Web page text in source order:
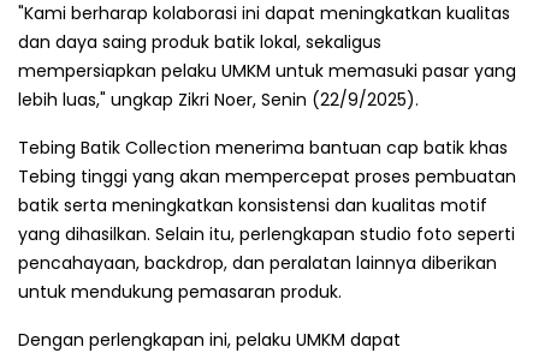
"Kami berharap kolaborasi ini dapat meningkatkan kualitas
dan daya saing produk batik lokal, sekaligus
mempersiapkan pelaku UMKM untuk memasuki pasar yang
lebih luas," ungkap Zikri Noer, Senin (22/9/2025).
Tebing Batik Collection menerima bantuan cap batik khas
Tebing tinggi yang akan mempercepat proses pembuatan
batik serta meningkatkan konsistensi dan kualitas motif
yang dihasilkan. Selain itu, perlengkapan studio foto seperti
pencahayaan, backdrop, dan peralatan lainnya diberikan
untuk mendukung pemasaran produk.
Dengan perlengkapan ini, pelaku UMKM dapat